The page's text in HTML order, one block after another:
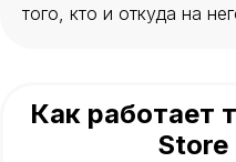
того, кто и откуда на
Как работает
Store